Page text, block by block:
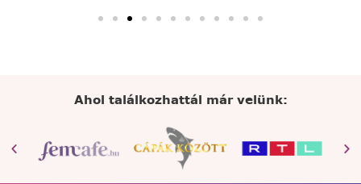
Ahol találkozhattál már velünk: